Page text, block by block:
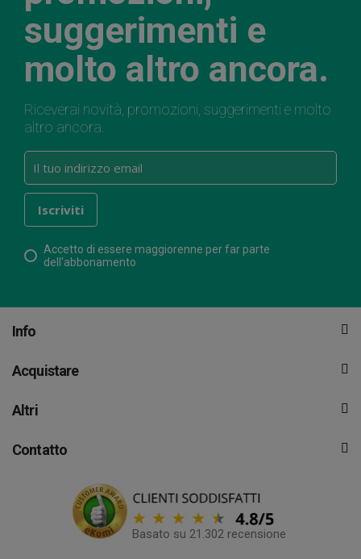
suggerimenti e
molto altro ancora.
Riceverai novità, promozioni, suggerimenti e molto
altro ancora.
Accetto di essere maggiorenne per far parte
dell'abbonamento
Info
Acquistare
Altri
Contatto
Basato su 21.302 recensione